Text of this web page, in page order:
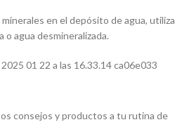
en el depósito de agua, utiliza
o agua desmineralizada.
consejos y productos a tu rutina de